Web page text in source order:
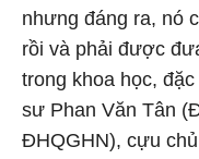
nhưng đáng ra, nó
rồi và phải được
trong khoa học,
sư Phan Văn Tân
ĐHQGHN), cựu